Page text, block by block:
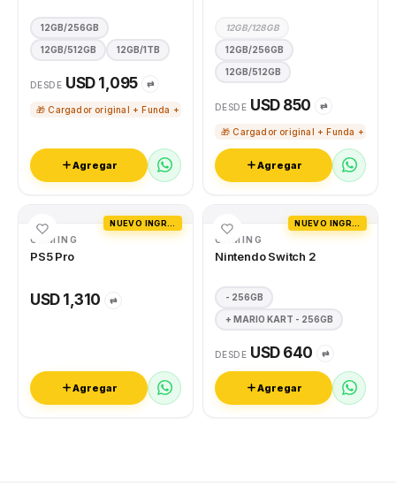
12GB/256GB
12GB/512GB 12GB/1TB
DESDE USD 1,095 ⇄
🎁 Cargador original + Funda + Vidrio templado
Agregar
12GB/128GB
12GB/256GB
12GB/512GB
DESDE USD 850 ⇄
🎁 Cargador original + Funda +
Agregar
GAMING
PS5 Pro
USD 1,310 ⇄
Agregar
GAMING
Nintendo Switch 2
- 256GB
+ MARIO KART - 256GB
DESDE USD 640 ⇄
Agregar